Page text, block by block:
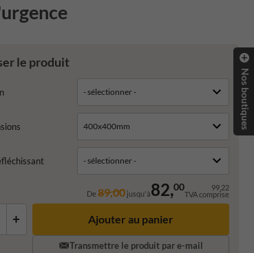
le produit
De89,00 jusqu'à82,00 99,22
TVA comprise
+ Ajouter au panier
Transmettre le produit par e-mail
Nos boutiques